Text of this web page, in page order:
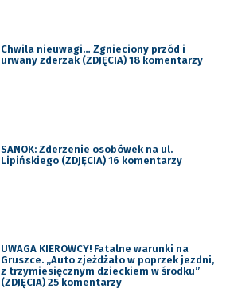
Chwila nieuwagi… Zgnieciony przód i
urwany zderzak (ZDJĘCIA) 18 komentarzy
SANOK: Zderzenie osobówek na ul.
Lipińskiego (ZDJĘCIA) 16 komentarzy
UWAGA KIEROWCY! Fatalne warunki na
Gruszce. „Auto zjeżdżało w poprzek jezdni,
z trzymiesięcznym dzieckiem w środku”
(ZDJĘCIA) 25 komentarzy